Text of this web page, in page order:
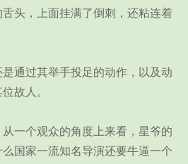
，上面挂满了倒刺，还粘连着
过其举手投足的动作，以及动
故人。
个观众的角度上来看，星爷的
国家一流知名导演还要牛逼一个